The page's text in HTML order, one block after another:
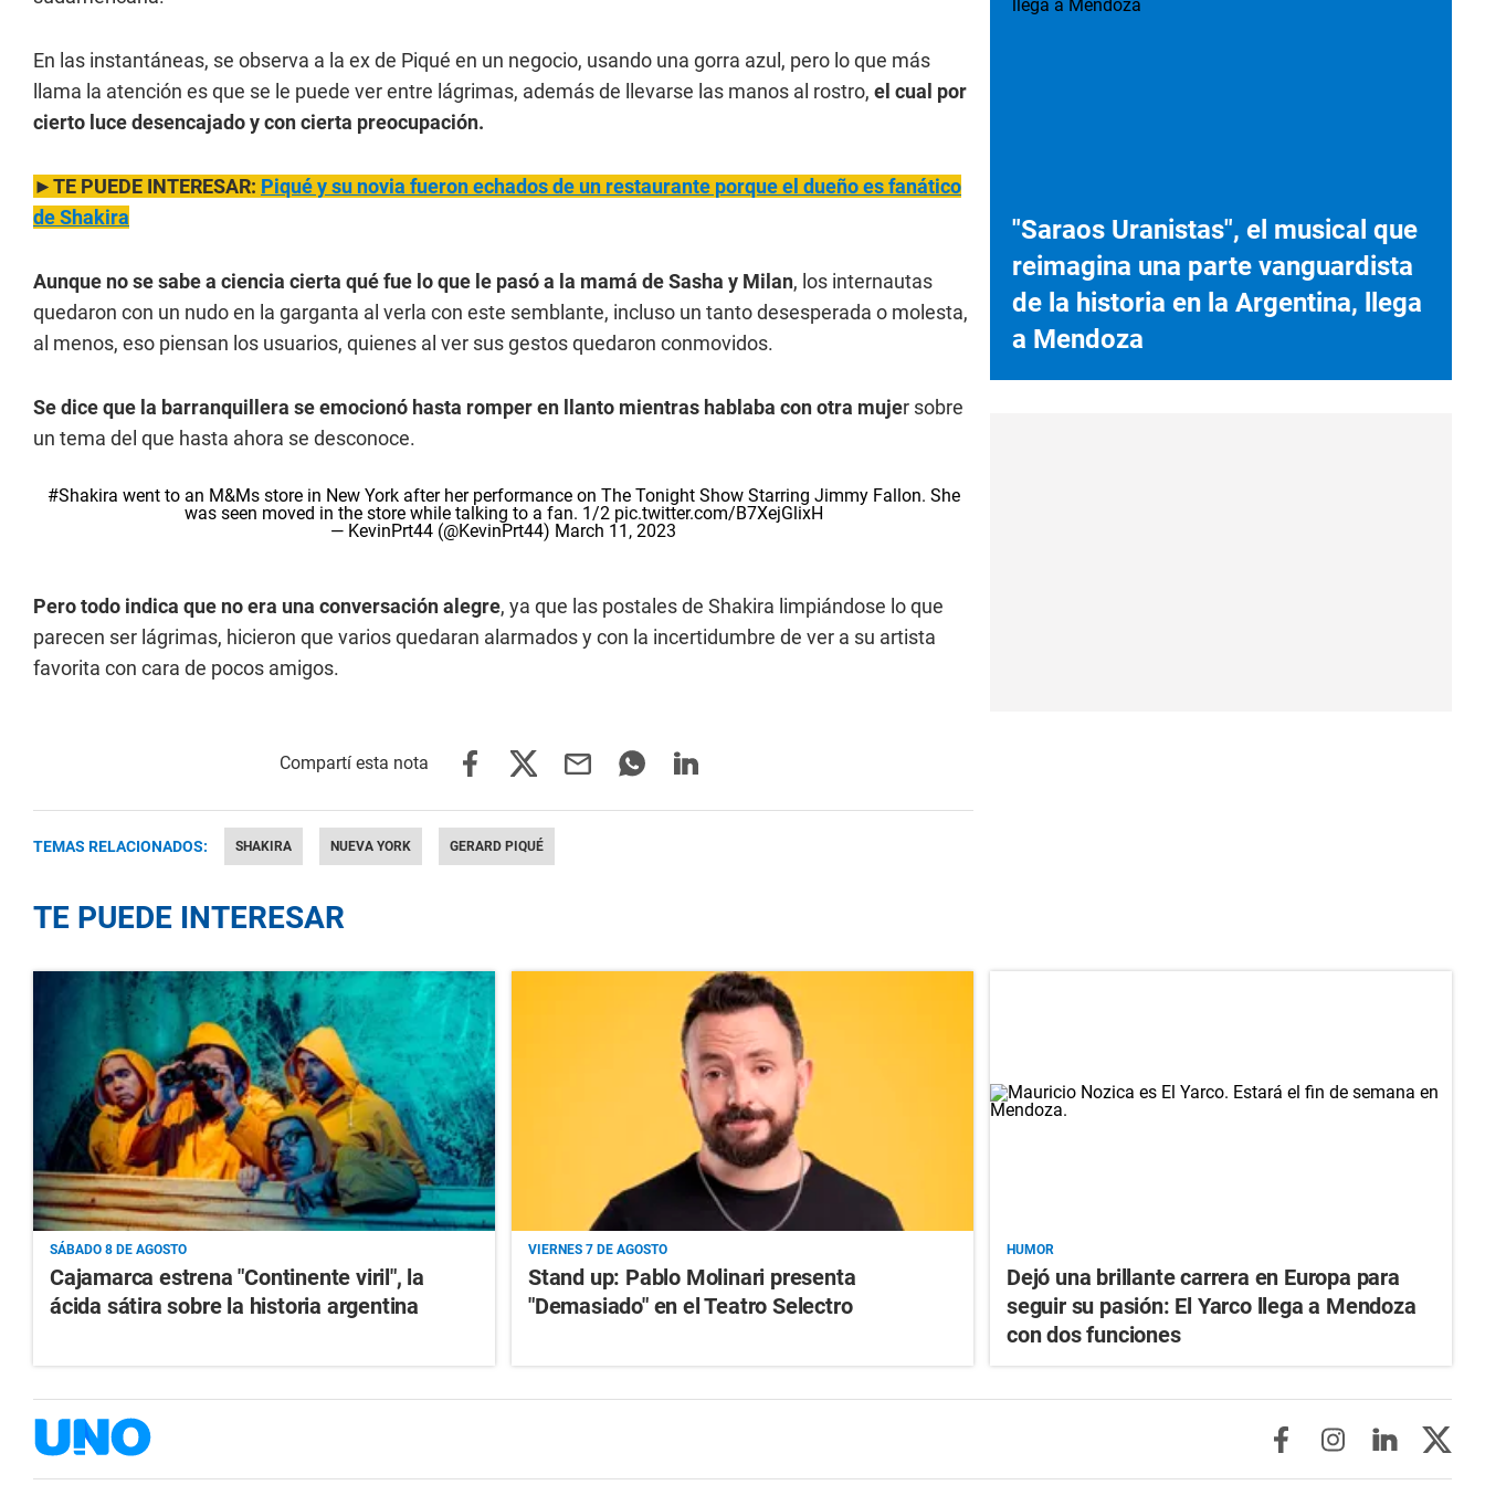
En las instantáneas, se observa a la ex de Piqué en un negocio, usando una gorra azul, pero lo que más
llama la atención es que se le puede ver entre lágrimas, además de llevarse las manos al rostro, el cual por
cierto luce desencajado y con cierta preocupación.
►TE PUEDE INTERESAR: Piqué y su novia fueron echados de un restaurante porque el dueño es fanático
de Shakira
Aunque no se sabe a ciencia cierta qué fue lo que le pasó a la mamá de Sasha y Milan, los internautas
quedaron con un nudo en la garganta al verla con este semblante, incluso un tanto desesperada o molesta,
al menos, eso piensan los usuarios, quienes al ver sus gestos quedaron conmovidos.
Se dice que la barranquillera se emocionó hasta romper en llanto mientras hablaba con otra mujer sobre
un tema del que hasta ahora se desconoce.
#Shakira went to an M&Ms store in New York after her performance on The Tonight Show Starring Jimmy Fallon. She
was seen moved in the store while talking to a fan. 1/2 pic.twitter.com/B7XejGlixH
— KevinPrt44 (@KevinPrt44) March 11, 2023
Pero todo indica que no era una conversación alegre, ya que las postales de Shakira limpiándose lo que
parecen ser lágrimas, hicieron que varios quedaran alarmados y con la incertidumbre de ver a su artista
favorita con cara de pocos amigos.
TEMAS RELACIONADOS: SHAKIRA NUEVA YORK GERARD PIQUÉ
"Saraos Uranistas", el musical que
reimagina una parte vanguardista
de la historia en la Argentina, llega
a Mendoza
TE PUEDE INTERESAR
SÁBADO 8 DE AGOSTO
Cajamarca estrena "Continente viril", la
ácida sátira sobre la historia argentina
VIERNES 7 DE AGOSTO
Stand up: Pablo Molinari presenta
"Demasiado" en el Teatro Selectro
HUMOR
Dejó una brillante carrera en Europa para
seguir su pasión: El Yarco llega a Mendoza
con dos funciones